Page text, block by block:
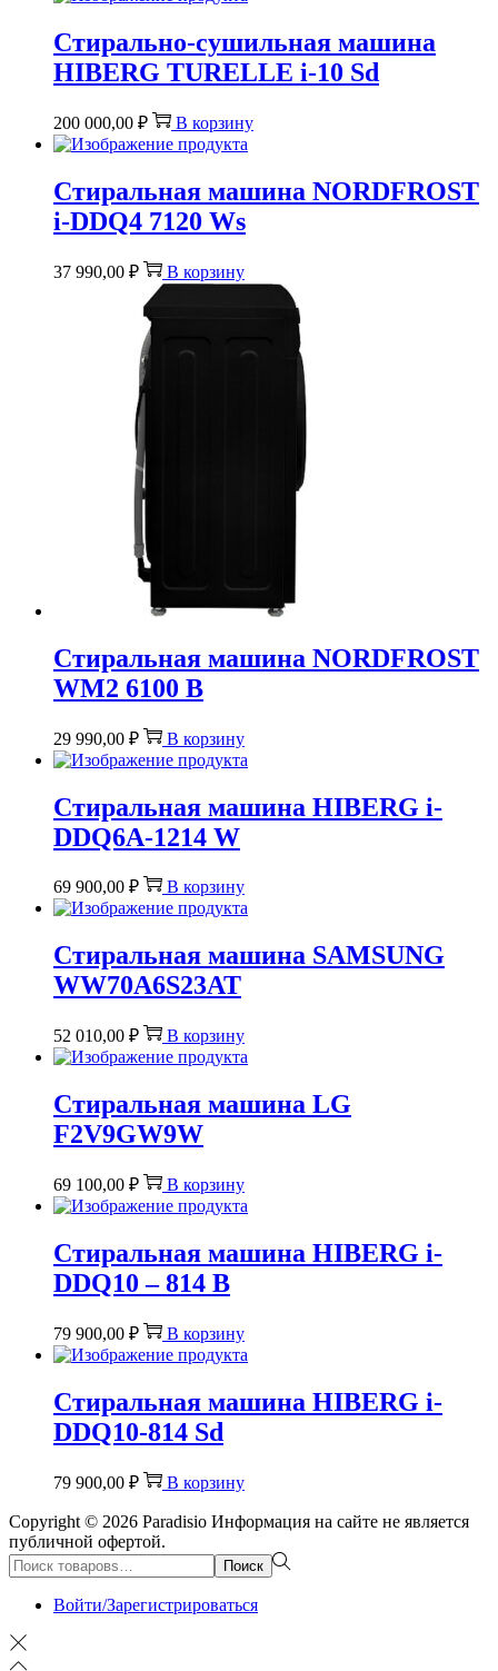
Стирально-сушильная машина
HIBERG TURELLE i-10 Sd
200 000,00 ₽ В корзину
Стиральная машина NORDFROST
i-DDQ4 7120 Ws
37 990,00 ₽ В корзину
Стиральная машина NORDFROST
WM2 6100 B
29 990,00 ₽ В корзину
Стиральная машина HIBERG i-
DDQ6A-1214 W
69 900,00 ₽ В корзину
Стиральная машина SAMSUNG
WW70A6S23AT
52 010,00 ₽ В корзину
Стиральная машина LG
F2V9GW9W
69 100,00 ₽ В корзину
Стиральная машина HIBERG i-
DDQ10 – 814 B
79 900,00 ₽ В корзину
Стиральная машина HIBERG i-
DDQ10-814 Sd
79 900,00 ₽ В корзину
Copyright © 2026 Paradisio Информация на сайте не является
публичной офертой.
Поиск:>
Поиск
Войти/Зарегистрироваться